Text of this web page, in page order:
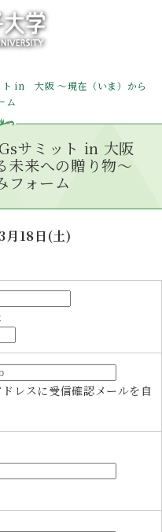
ト in 大阪 ～現在（いま）から
ム
サミット in 大阪
未来への贈り物～
フォーム
月18日(土)
レスに受信確認メールを自